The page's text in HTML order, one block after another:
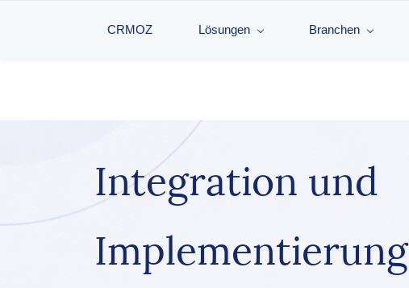
CRMOZ Lösungen Branchen
Integration und
Implementierung